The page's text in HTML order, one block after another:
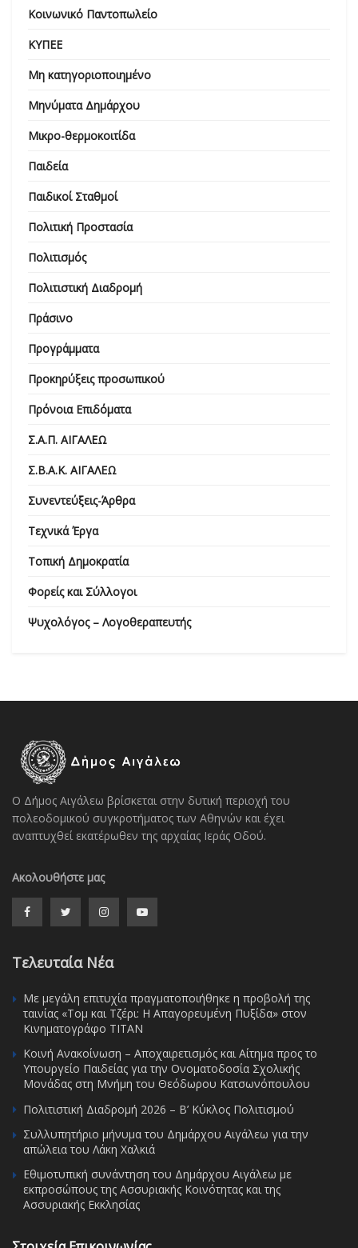
Κοινωνικό Παντοπωλείο
ΚΥΠΕΕ
Μη κατηγοριοποιημένο
Μηνύματα Δημάρχου
Μικρο-θερμοκοιτίδα
Παιδεία
Παιδικοί Σταθμοί
Πολιτική Προστασία
Πολιτισμός
Πολιτιστική Διαδρομή
Πράσινο
Προγράμματα
Προκηρύξεις προσωπικού
Πρόνοια Επιδόματα
Σ.Α.Π. ΑΙΓΑΛΕΩ
Σ.Β.Α.Κ. ΑΙΓΑΛΕΩ
Συνεντεύξεις-Άρθρα
Τεχνικά Έργα
Τοπική Δημοκρατία
Φορείς και Σύλλογοι
Ψυχολόγος – Λογοθεραπευτής
Ο Δήμος Αιγάλεω βρίσκεται στην δυτική περιοχή του
πολεοδομικού συγκροτήματος των Αθηνών και έχει
αναπτυχθεί εκατέρωθεν της αρχαίας Ιεράς Οδού.
Ακολουθήστε μας
Τελευταία Νέα
Με μεγάλη επιτυχία πραγματοποιήθηκε η προβολή της
ταινίας «Τομ και Τζέρι: Η Απαγορευμένη Πυξίδα» στον
Κινηματογράφο ΤΙΤΑΝ
Κοινή Ανακοίνωση – Αποχαιρετισμός και Αίτημα προς το
Υπουργείο Παιδείας για την Ονοματοδοσία Σχολικής
Μονάδας στη Μνήμη του Θεόδωρου Κατσωνόπουλου
Πολιτιστική Διαδρομή 2026 – Β’ Κύκλος Πολιτισμού
Συλλυπητήριο μήνυμα του Δημάρχου Αιγάλεω για την
απώλεια του Λάκη Χαλκιά
Εθιμοτυπική συνάντηση του Δημάρχου Αιγάλεω με
εκπροσώπους της Ασσυριακής Κοινότητας και της
Ασσυριακής Εκκλησίας